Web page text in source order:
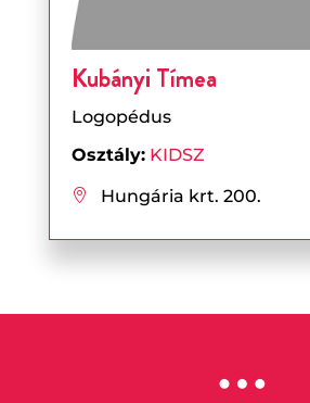
Kubányi Tímea
Logopédus
Osztály: KIDSZ
 Hungária krt. 200.
…